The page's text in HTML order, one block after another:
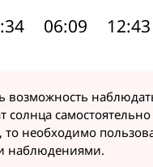
06:09 12:43
возможность
солнца
необходимо
наблюдениями.